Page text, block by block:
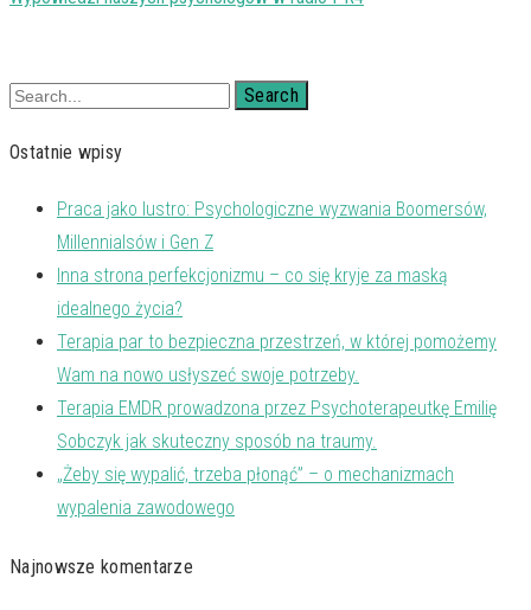
Search
Ostatnie wpisy
Praca jako lustro: Psychologiczne wyzwania Boomersów,
Millennialsów i Gen Z
Inna strona perfekcjonizmu – co się kryje za maską
idealnego życia?
Terapia par to bezpieczna przestrzeń, w której pomożemy
Wam na nowo usłyszeć swoje potrzeby.
Terapia EMDR prowadzona przez Psychoterapeutkę Emilię
Sobczyk jak skuteczny sposób na traumy.
„Żeby się wypalić, trzeba płonąć” – o mechanizmach
wypalenia zawodowego
Najnowsze komentarze